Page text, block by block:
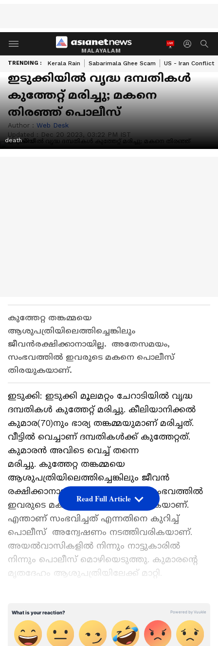
MALAYALAM
TRENDING : Kerala Rain Sabarimala Ghee Scam US - Iran Conflict
ഇടുക്കിയിൽ വൃദ്ധ ദമ്പതികൾ
കുത്തേറ്റ് മരിച്ചു; മകനെ
തിരഞ്ഞ് പൊലീസ്
Author : Web Desk
Updated : Dec 20 2023, 03:22 PM IST
death
കുത്തേറ്റ തങ്കമ്മയെ
ആശുപത്രിയിലെത്തിച്ചെങ്കിലും
ജീവൻരക്ഷിക്കാനായില്ല. അതേസമയം,
സംഭവത്തിൽ ഇവരുടെ മകനെ പൊലീസ്
തിരയുകയാണ്.
ഇടുക്കി: ഇടുക്കി മൂലമറ്റം ചേറാടിയിൽ വൃദ്ധ
ദമ്പതികൾ കുത്തേറ്റ് മരിച്ചു. കീലിയാനിക്കൽ
കുമാര(70)നും ഭാര്യ തങ്കമ്മയുമാണ് മരിച്ചത്.
വീട്ടിൽ വെച്ചാണ് ദമ്പതികൾക്ക് കുത്തേറ്റത്.
കുമാരൻ അവിടെ വെച്ച് തന്നെ
മരിച്ചു. കുത്തേറ്റ തങ്കമ്മയെ
ആശുപത്രിയിലെത്തിച്ചെങ്കിലും ജീവൻ
രക്ഷിക്കാനായില്ല. അതേസമയം, സംഭവത്തിൽ
ഇവരുടെ മകനെ പൊലീസ് തിരയുകയാണ്.
എന്താണ് സംഭവിച്ചത് എന്നതിനെ കുറിച്ച്
പൊലീസ് അന്വേഷണം നടത്തിവരികയാണ്.
അയൽവാസികളിൽ നിന്നും നാട്ടുകാരിൽ
നിന്നും പൊലീസ് മൊഴിയെടുത്തു. കുമാരൻ്റെ
മൃതദേഹം ആശുപത്രിയിലേക്ക് മാറ്റി.
ഒറ്റ ദിവസം 5893 കോണ്ടം ഓർഡർ,
Read Full Article